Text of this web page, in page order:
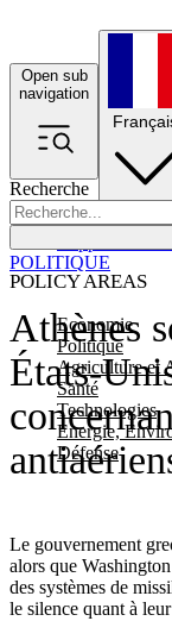
Open sub
navigation
Recherche
POLICY AREAS
Economie
Politique
Agriculture et
Santé
Technologies
Energie,
Défense
Athènes
États-
Le gouvernement
alors que
des systèmes de
le silence quant à
POLITIQUE